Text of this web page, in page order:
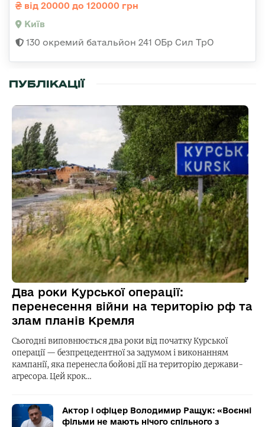
від 20000 до 120000 грн
Київ
130 окремий батальйон 241 ОБр Сил ТрО
ПУБЛІКАЦІЇ
Два роки Курської операції:
перенесення війни на територію рф та
злам планів Кремля
Сьогодні виповнюється два роки від початку Курської
операції — безпрецедентної за задумом і виконанням
кампанії, яка перенесла бойові дії на територію держави-
агресора. Цей крок…
Актор і офіцер Володимир Ращук: «Воєнні
фільми не мають нічого спільного з